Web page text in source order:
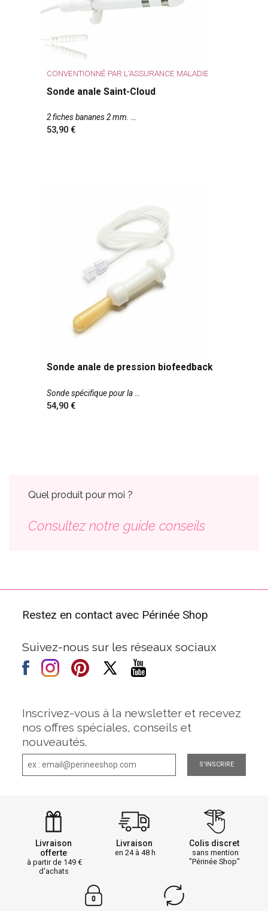
CONVENTIONNÉ PAR L'ASSURANCE MALADIE
Sonde anale Saint-Cloud
2 fiches bananes 2 mm.
53,90
Sonde anale de pression biofeedback
Sonde spécifique pour la
54,90
Quel produit pour moi ?
Consultez notre guide conseils
Restez en contact avec Périnée Shop
Suivez-nous sur les réseaux sociaux
Inscrivez-vous à la newsletter et recevez
nos offres spéciales, conseils et
nouveautés.
S'INSCRIRE
Livraison
offerte
à partir de 149
d'achats
Livraison
en 24 à 48 h
Colis discret
sans mention
"Périnée Shop"